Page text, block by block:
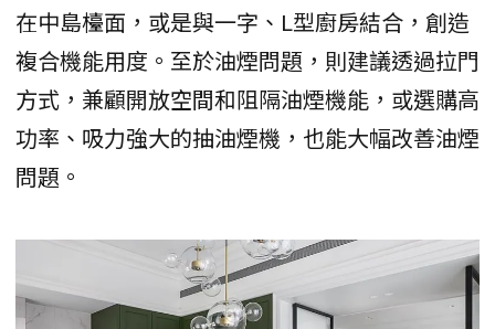
在中島檯面，或是與一字、L型廚房結合，創造
複合機能用度。至於油煙問題，則建議透過拉門
方式，兼顧開放空間和阻隔油煙機能，或選購高
功率、吸力強大的抽油煙機，也能大幅改善油煙
問題。